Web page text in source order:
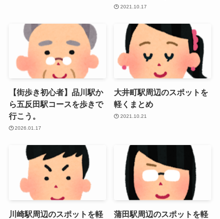
2021.10.17
【街歩き初心者】品川駅か
ら五反田駅コースを歩きで
行こう。
2026.01.17
大井町駅周辺のスポットを
軽くまとめ
2021.10.21
川崎駅周辺のスポットを軽
蒲田駅周辺のスポットを軽